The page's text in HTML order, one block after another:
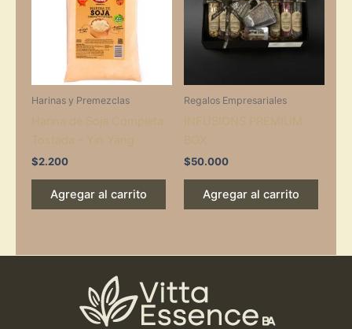
Harinas y Premezclas
$2.200
Agregar al carrito
Regalos Empresariales
$50.000
Agregar al carrito